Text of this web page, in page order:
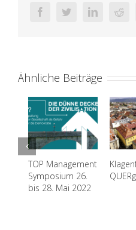
facebooktwitter linkedin
Ähnliche Beiträge
Management
26.
28. Mai 2022
Klagenfurt
QUERgegangen